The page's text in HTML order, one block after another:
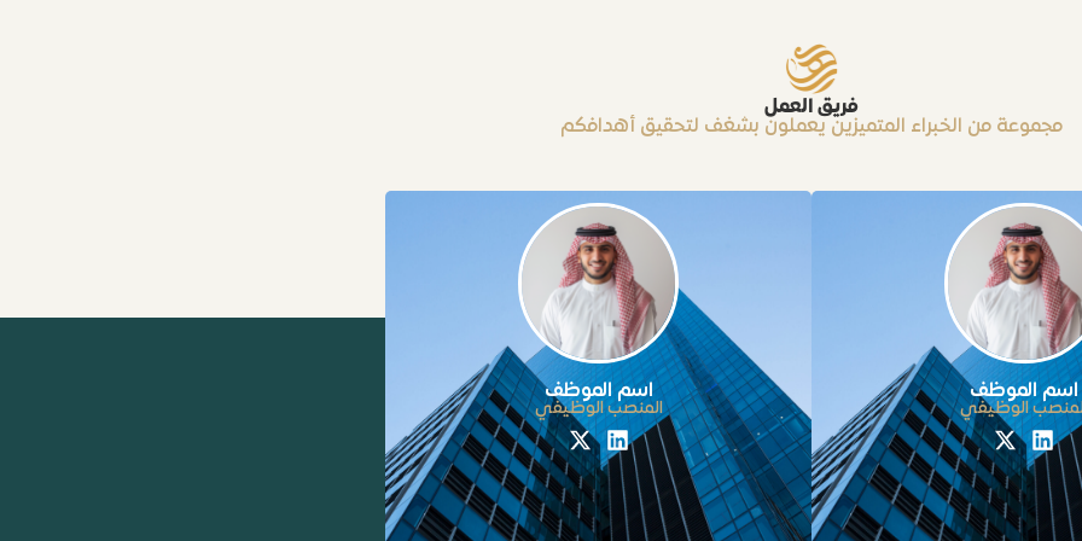
فريق العمل
مجموعة من الخبراء المتميزين يعملون بشغف لتحقيق أهدافكم
اسم الموظف
الوظيفي
اسم الموظف
المنصب الوظيفي